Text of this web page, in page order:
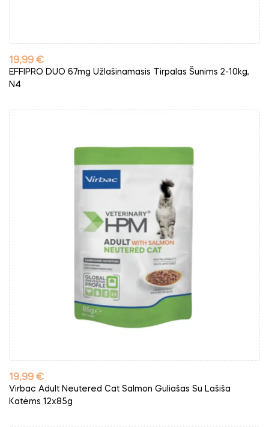
Kaina
19,99 €
EFFIPRO DUO 67mg Užlašinamasis Tirpalas Šunims 2-10kg,
N4
Kaina
19,99 €
Virbac Adult Neutered Cat Salmon Guliašas Su Lašiša
Katėms 12x85g